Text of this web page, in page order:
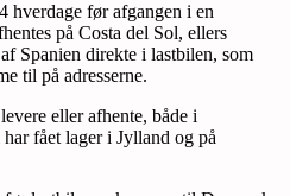
hverdage før afgangen i en
på Costa del Sol, ellers
Spanien direkte i lastbilen, som
til på adresserne.
eller afhente, både i
fået lager i Jylland og på